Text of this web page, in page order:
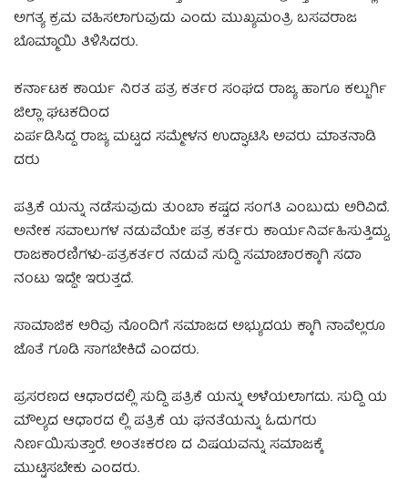
ಅಗತ್ಯ ಕ್ರಮ ವಹಿಸಲಾಗುವುದು ಎಂದು ಮುಖ್ಯಮಂತ್ರಿ ಬಸವರಾಜ
ಬೊಮ್ಮಾಯಿ ತಿಳಿಸಿದರು.
ಕರ್ನಾಟಕ ಕಾರ್ಯ ನಿರತ ಪತ್ರ ಕರ್ತರ ಸಂಘದ ರಾಜ್ಯ ಹಾಗೂ ಕಲ್ಬುರ್ಗಿ
ಜಿಲ್ಲಾ ಘಟಕದಿಂದ
ಏರ್ಪಡಿಸಿದ್ದ ರಾಜ್ಯ ಮಟ್ಟದ ಸಮ್ಮೇಳನ ಉದ್ಘಾಟಿಸಿ ಅವರು ಮಾತನಾಡಿ
ದರು
ಪತ್ರಿಕೆ ಯನ್ನು ನಡೆಸುವುದು ತುಂಬಾ ಕಷ್ಟದ ಸಂಗತಿ ಎಂಬುದು ಅರಿವಿದೆ.
ಅನೇಕ ಸವಾಲುಗಳ ನಡುವೆಯೇ ಪತ್ರ ಕರ್ತರು ಕಾರ್ಯನಿರ್ವಹಿಸುತ್ತಿದ್ದು,
ರಾಜಕಾರಣಿಗಳು-ಪತ್ರಕರ್ತರ ನಡುವೆ ಸುದ್ದಿ ಸಮಾಚಾರಕ್ಕಾಗಿ ಸದಾ
ನಂಟು ಇದ್ದೇ ಇರುತ್ತದೆ.
ಸಾಮಾಜಿಕ ಅರಿವು ನೊಂದಿಗೆ ಸಮಾಜದ ಅಭ್ಯುದಯ ಕ್ಕಾಗಿ ನಾವೆಲ್ಲರೂ
ಜೊತೆ ಗೂಡಿ ಸಾಗಬೇಕಿದೆ ಎಂದರು.
ಪ್ರಸರಣದ ಆಧಾರದಲ್ಲಿ ಸುದ್ದಿ ಪತ್ರಿಕೆ ಯನ್ನು ಅಳೆಯಲಾಗದು. ಸುದ್ದಿ ಯ
ಮೌಲ್ಯದ ಆಧಾರದ ಲ್ಲಿ ಪತ್ರಿಕೆ ಯ ಘನತೆಯನ್ನು ಓದುಗರು
ನಿರ್ಣಯಿಸುತ್ತಾರೆ. ಅಂತಃಕರಣ ದ ವಿಷಯವನ್ನು ಸಮಾಜಕ್ಕೆ
ಮುಟ್ಟಿಸಬೇಕು ಎಂದರು.